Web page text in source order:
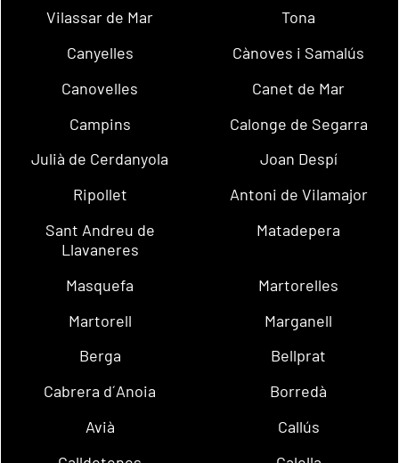
Vilassar de Mar
Tona
Canyelles
Cànoves i Samalús
Canovelles
Canet de Mar
Campins
Calonge de Segarra
Julià de Cerdanyola
Joan Despí
Ripollet
Antoni de Vilamajor
Sant Andreu de
Llavaneres
Matadepera
Masquefa
Martorelles
Martorell
Marganell
Berga
Bellprat
Cabrera d´Anoia
Borredà
Avià
Callús